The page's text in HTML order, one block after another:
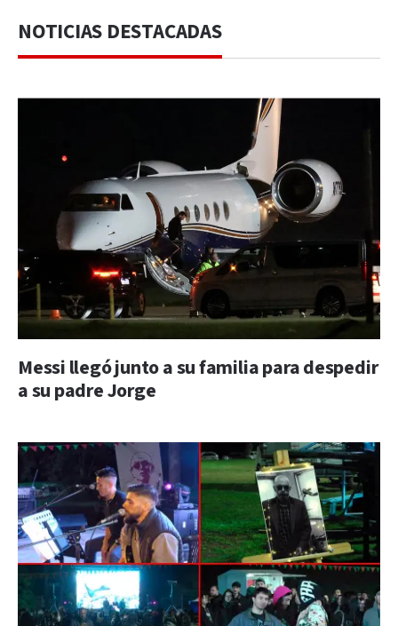
NOTICIAS DESTACADAS
Messi llegó junto a su familia para despedir
a su padre Jorge